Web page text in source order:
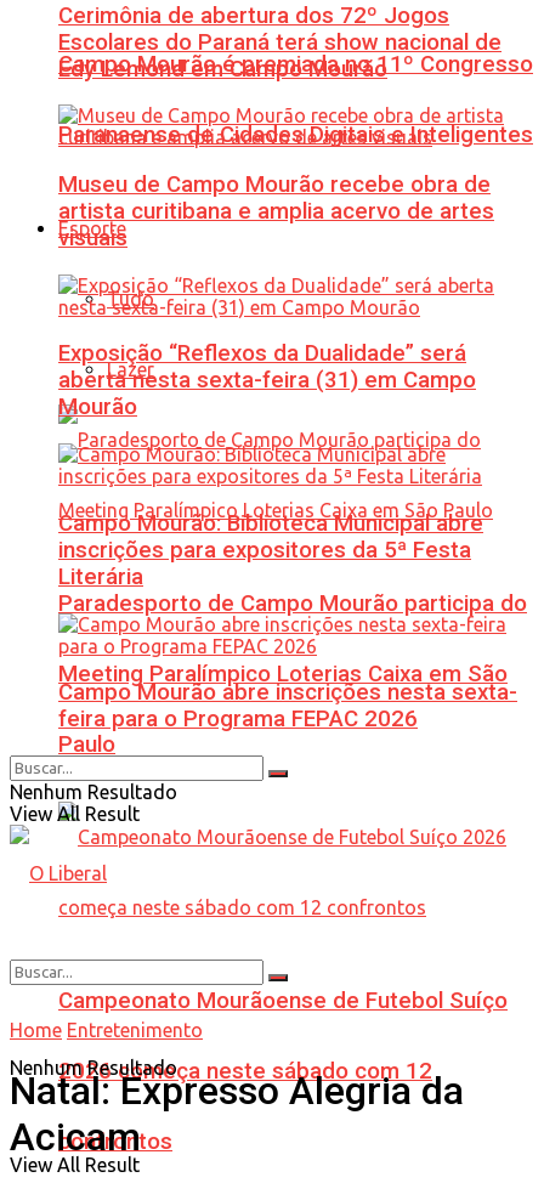
Campo Mourão é premiada no 11º Congresso
Paranaense de Cidades Digitais e Inteligentes
Esporte
Tudo
Lazer
Paradesporto de Campo Mourão participa do
Meeting Paralímpico Loterias Caixa em São
Paulo
Campeonato Mourãoense de Futebol Suíço
2026 começa neste sábado com 12
confrontos
Cerimônia de abertura dos 72º Jogos
Escolares do Paraná terá show nacional de
Edy Lemond em Campo Mourão
Museu de Campo Mourão recebe obra de
artista curitibana e amplia acervo de artes
visuais
Exposição “Reflexos da Dualidade” será
aberta nesta sexta-feira (31) em Campo
Mourão
Campo Mourão: Biblioteca Municipal abre
inscrições para expositores da 5ª Festa
Literária
Campo Mourão abre inscrições nesta sexta-
feira para o Programa FEPAC 2026
Nenhum Resultado
View All Result
Nenhum Resultado
View All Result
Home Entretenimento
Natal: Expresso Alegria da
Acicam